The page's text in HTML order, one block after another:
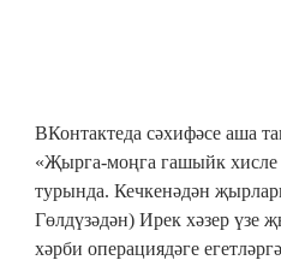
ВКонтактеда сәхифәсе аша
«Җырга-моңга гашыйк хисле
турында. Кечкенәдән
Гөлдүзәдән) Ирек хәзер үзе
хәрби операциядәге